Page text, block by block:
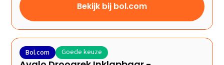
Bekijk bij bol.com
Bol.com Goede keuze